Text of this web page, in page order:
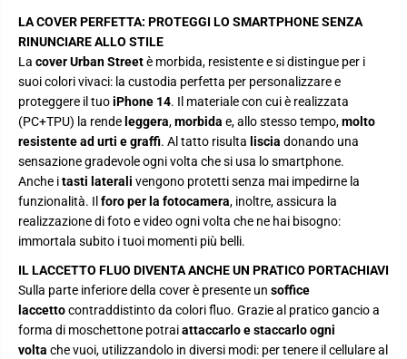
r
U
r
a
n
S
t
r
e
t
p
r
i
h
n
e
4
r
U
r
b
a
n
S
t
r
e
t
p
r
i
h
n
e
4
LA COVER PERFETTA: PROTEGGI LO SMARTPHONE SENZA
RINUNCIARE ALLO STILE
La cover Urban Streetè morbida, resistente e si distingue per i
suoi colori vivaci: la custodia perfetta per personalizzare e
proteggere il tuoiPhone 14. Il materiale con cui è realizzata
(PC+TPU) la rende leggera,morbida e,allo stesso tempo,molto
resistente ad urti e graffi. Al tatto risulta liscia donando una
sensazione gradevole ogni volta che si usa lo smartphone.
Anche itasti laterali vengono protetti senza mai impedirne la
funzionalità. Il foro per la fotocamera, inoltre, assicura la
realizzazione di foto e video ogni volta che ne hai bisogno:
immortala subito i tuoi momenti più belli.
IL LACCETTO FLUO DIVENTA ANCHE UN PRATICO PORTACHIAVI
Sulla parte inferiore della cover è presente un soffice
laccettocontraddistinto da colori fluo. Grazie al pratico gancio a
forma di moschettone potraiattaccarlo e staccarlo ogni
volta che vuoi, utilizzandolo in diversi modi: per tenere il cellulare al